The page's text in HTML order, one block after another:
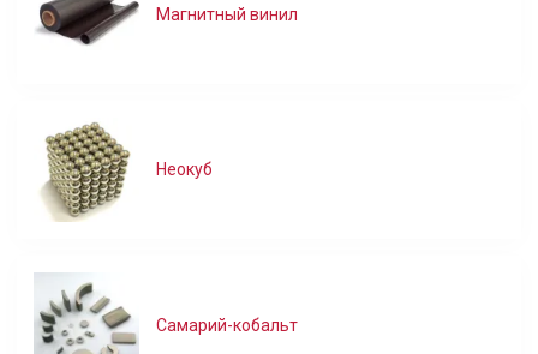
Магнитный винил
Неокуб
Самарий-кобальт